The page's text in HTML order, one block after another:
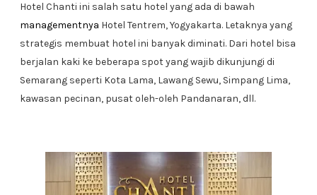
Hotel Chanti ini salah satu hotel yang ada di bawah
managementnya Hotel Tentrem, Yogyakarta. Letaknya yang
strategis membuat hotel ini banyak diminati. Dari hotel bisa
berjalan kaki ke beberapa spot yang wajib dikunjungi di
Semarang seperti Kota Lama, Lawang Sewu, Simpang Lima,
kawasan pecinan, pusat oleh-oleh Pandanaran, dll.